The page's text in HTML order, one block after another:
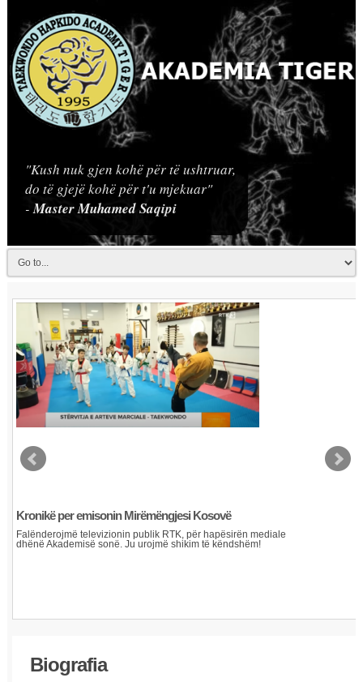
"Kush nuk gjen kohë për të ushtruar,
do të gjejë kohë për t'u mjekuar"
-Master Muhamed Saqipi
Kronikë per emisonin Mirëmëngjesi Kosovë
Falënderojmë televizionin publik RTK, për hapësirën mediale
dhënë Akademisë sonë. Ju urojmë shikim të këndshëm!
Biografia